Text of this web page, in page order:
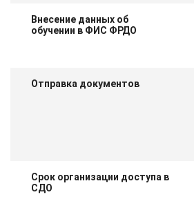
Внесение данных об
обучении в ФИС ФРДО
Отправка документов
Срок организации доступа в
СДО